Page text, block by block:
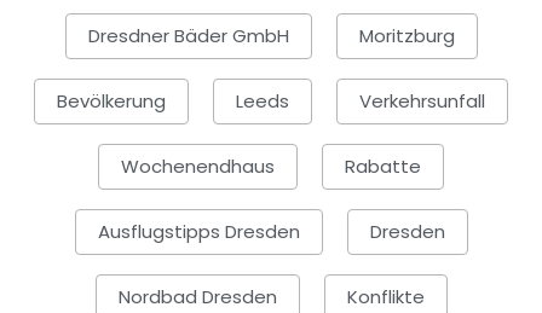
Dresdner Bäder GmbH Moritzburg
Bevölkerung Leeds Verkehrsunfall
Wochenendhaus Rabatte
Ausflugstipps Dresden Dresden
Nordbad Dresden Konflikte